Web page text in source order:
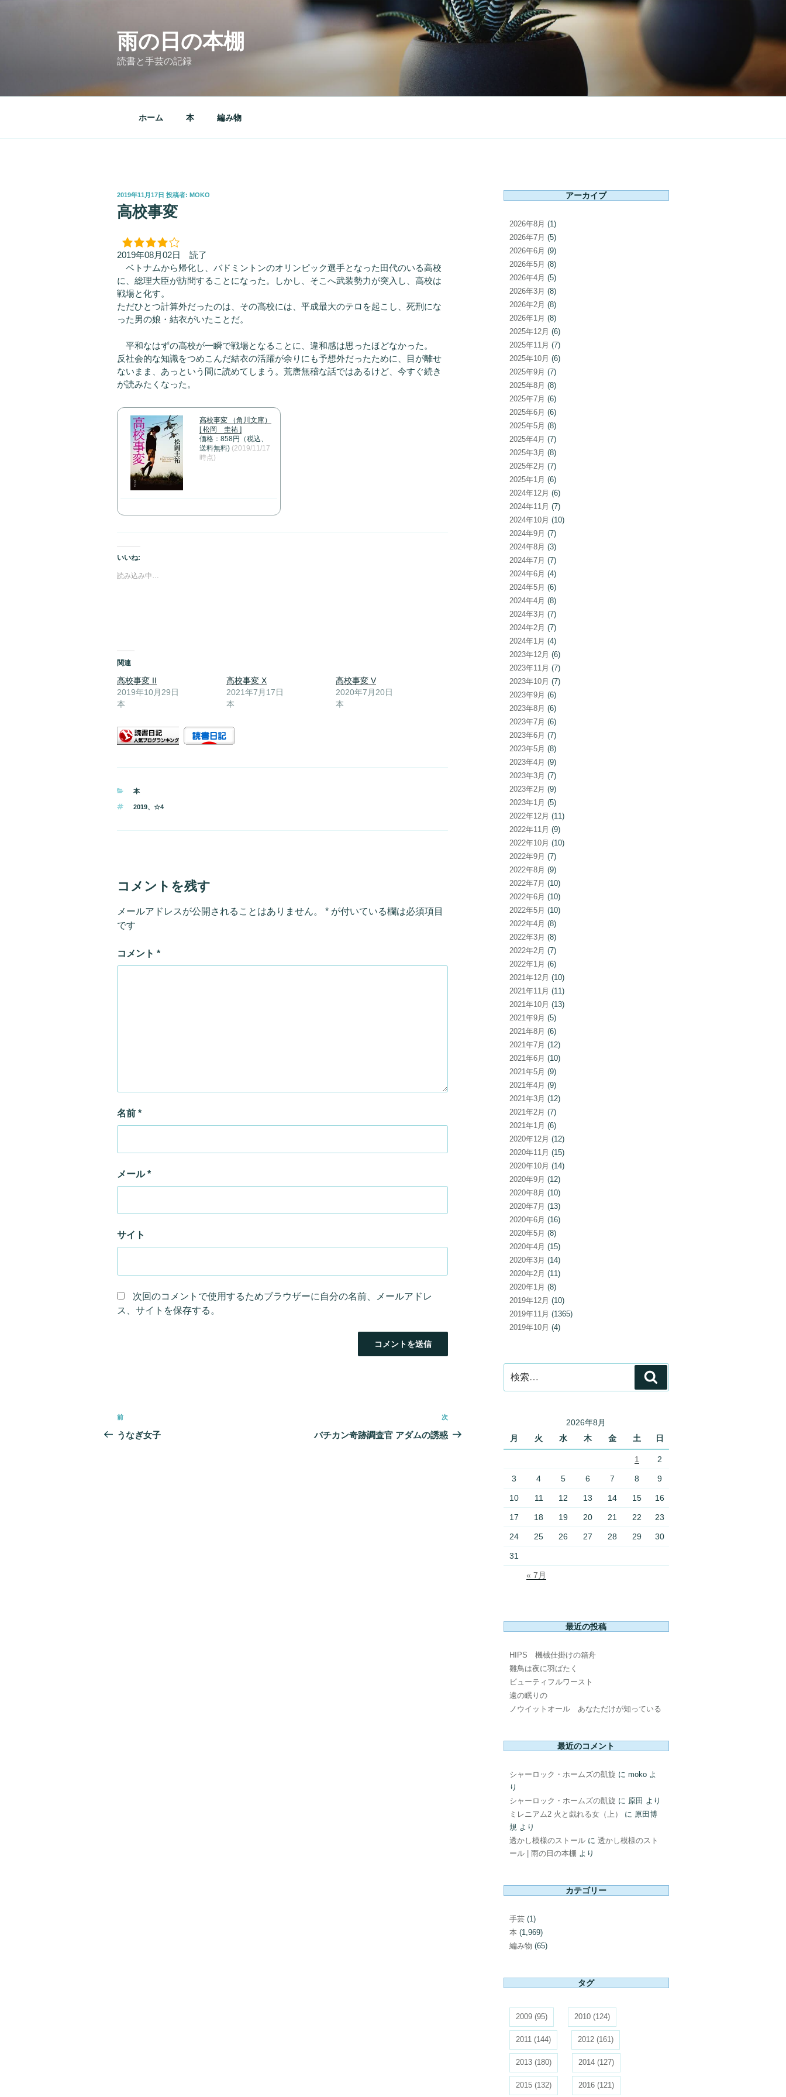
雨の日の本棚
読書と手芸の記録
ホーム 本 編み物
投
稿
日:
2019年11月17日 投稿者: MOKO
高校事変
2019年08月02日 読了
ベトナムから帰化し、バドミントンのオリンピック選手となった田代のいる高校
に、総理大臣が訪問することになった。しかし、そこへ武装勢力が突入し、高校は
戦場と化す。
ただひとつ計算外だったのは、その高校には、平成最大のテロを起こし、死刑にな
った男の娘・結衣がいたことだ。
平和なはずの高校が一瞬で戦場となることに、違和感は思ったほどなかった。
反社会的な知識をつめこんだ結衣の活躍が余りにも予想外だったために、目が離せ
ないまま、あっという間に読めてしまう。荒唐無稽な話ではあるけど、今すぐ続き
が読みたくなった。
高校事変 （角川文庫）
[ 松岡 圭祐 ]
価格：858円（税込、
送料無料) (2019/11/17
時点)
いいね:
読み込み中…
関連
高校事変 II
2019年10月29日
本
高校事変 X
2021年7月17日
本
高校事変 V
2020年7月20日
本
カ
ゴ
本
タ
2019、 ☆4
コメントを残す
メールアドレスが公開されることはありません。 * が付いている欄は必須項目
です
コメント *
名前 *
メール*
サイト
次回のコメントで使用するためブラウザーに自分の名前、メールアドレ
ス、サイトを保存する。
稿
ナ
前
の
前
うなぎ女子
次
の
次
バチカン奇跡調査官 アダムの誘惑
アーカイブ
2026年8月 (1)
2026年7月 (5)
2026年6月 (9)
2026年5月 (8)
2026年4月 (5)
2026年3月 (8)
2026年2月 (8)
2026年1月 (8)
2025年12月 (6)
2025年11月 (7)
2025年10月 (6)
2025年9月 (7)
2025年8月 (8)
2025年7月 (6)
2025年6月 (6)
2025年5月 (8)
2025年4月 (7)
2025年3月 (8)
2025年2月 (7)
2025年1月 (6)
2024年12月 (6)
2024年11月 (7)
2024年10月 (10)
2024年9月 (7)
2024年8月 (3)
2024年7月 (7)
2024年6月 (4)
2024年5月 (6)
2024年4月 (8)
2024年3月 (7)
2024年2月 (7)
2024年1月 (4)
2023年12月 (6)
2023年11月 (7)
2023年10月 (7)
2023年9月 (6)
2023年8月 (6)
2023年7月 (6)
2023年6月 (7)
2023年5月 (8)
2023年4月 (9)
2023年3月 (7)
2023年2月 (9)
2023年1月 (5)
2022年12月 (11)
2022年11月 (9)
2022年10月 (10)
2022年9月 (7)
2022年8月 (9)
2022年7月 (10)
2022年6月 (10)
2022年5月 (10)
2022年4月 (8)
2022年3月 (8)
2022年2月 (7)
2022年1月 (6)
2021年12月 (10)
2021年11月 (11)
2021年10月 (13)
2021年9月 (5)
2021年8月 (6)
2021年7月 (12)
2021年6月 (10)
2021年5月 (9)
2021年4月 (9)
2021年3月 (12)
2021年2月 (7)
2021年1月 (6)
2020年12月 (12)
2020年11月 (15)
2020年10月 (14)
2020年9月 (12)
2020年8月 (10)
2020年7月 (13)
2020年6月 (16)
2020年5月 (8)
2020年4月 (15)
2020年3月 (14)
2020年2月 (11)
2020年1月 (8)
2019年12月 (10)
2019年11月 (1365)
2019年10月 (4)
索:
索
2026年8月
月
火 水 木 金 土 日
1 2
3 4 5 6 7 8 9
10 11 12 13 14 15 16
17 18 19 20 21 22 23
24 25 26 27 28 29 30
31
« 7月
最近の投稿
HIPS 機械仕掛けの箱舟
雛鳥は夜に羽ばたく
ビューティフルワースト
遠の眠りの
ノウイットオール あなただけが知っている
最近のコメント
シャーロック・ホームズの凱旋 に mokoよ
り
シャーロック・ホームズの凱旋 に 原田 より
ミレニアム2 火と戯れる女（上）
に 原田博
規より
透かし模様のストールに 透かし模様のスト
ール | 雨の日の本棚 より
カテゴリー
手芸(1)
本 (1,969)
編み物 (65)
タグ
2009(95) 2010(124)
2011(144) 2012(161)
2013(180) 2014(127)
2015(132) 2016(121)